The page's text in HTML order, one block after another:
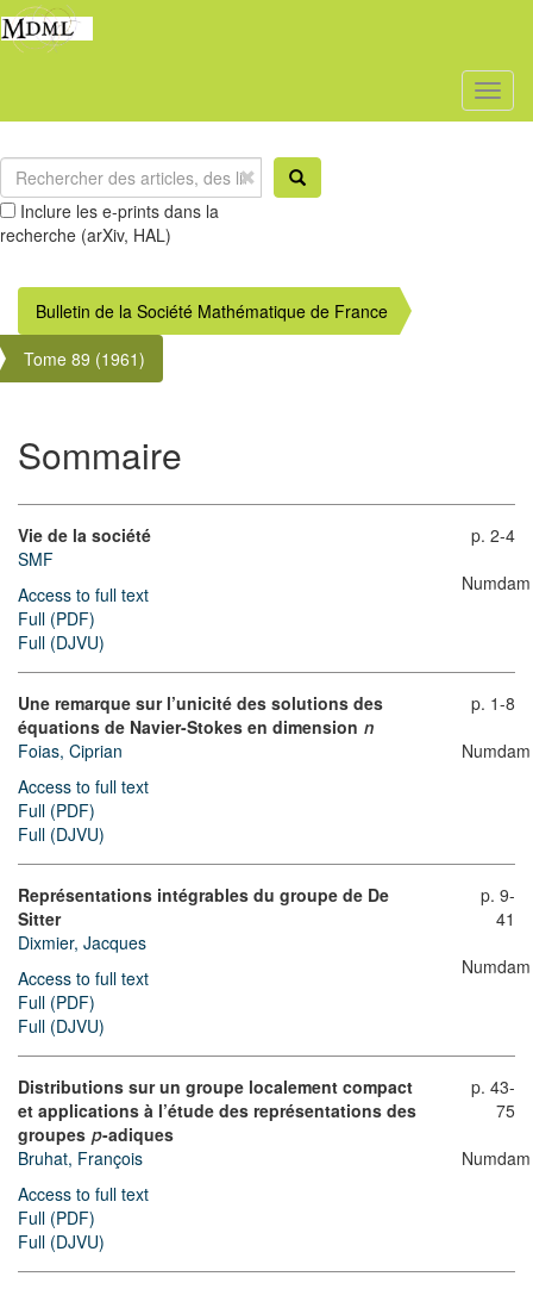
Inclure les e-prints dans la
recherche (arXiv, HAL)
Bulletin de la Société Mathématique de France
Tome 89 (1961)
Sommaire
Vie de la société
SMF
Access to full text
Full (PDF)
Full (DJVU)
p. 2-4
Numdam
Une remarque sur l’unicité des solutions des
équations de Navier-Stokes en dimension n
Foias, Ciprian
Access to full text
Full (PDF)
Full (DJVU)
p. 1-8
Numdam
Représentations intégrables du groupe de De
Sitter
Dixmier, Jacques
Access to full text
Full (PDF)
Full (DJVU)
p. 9-
41
Numdam
Distributions sur un groupe localement compact
et applications à l’étude des représentations des
groupes p-adiques
Bruhat, François
Access to full text
Full (PDF)
Full (DJVU)
p. 43-
75
Numdam